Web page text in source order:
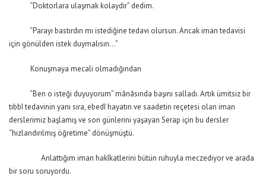
“Doktorlara ulaşmak kolaydır” dedim.
“Parayı bastırdın mı istediğine tedavi olursun. Ancak iman tedavisi
için gönülden istek duymalısın…”
Konuşmaya mecali olmadığından
“Ben o isteği duyuyorum” mânâsında başını salladı. Artık ümitsiz bir
tıbbî tedavinin yanı sıra, ebedî hayatın ve saadetin reçetesi olan iman
derslerimiz başlamış ve son günlerini yaşayan Serap için bu dersler
“hızlandırılmış öğretime” dönüşmüştü.
Anlattığım iman hakîkatlerini bütün ruhuyla meczediyor ve arada
bir soru soruyordu.